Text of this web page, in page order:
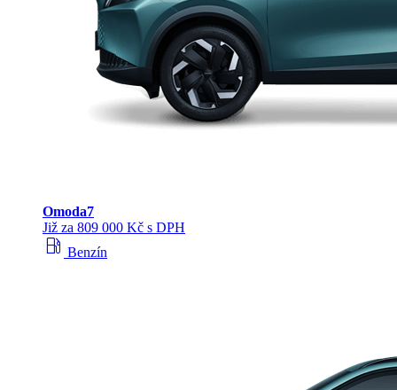
Omoda7
Již za 809 000 Kč s DPH
local_gas_station Benzín